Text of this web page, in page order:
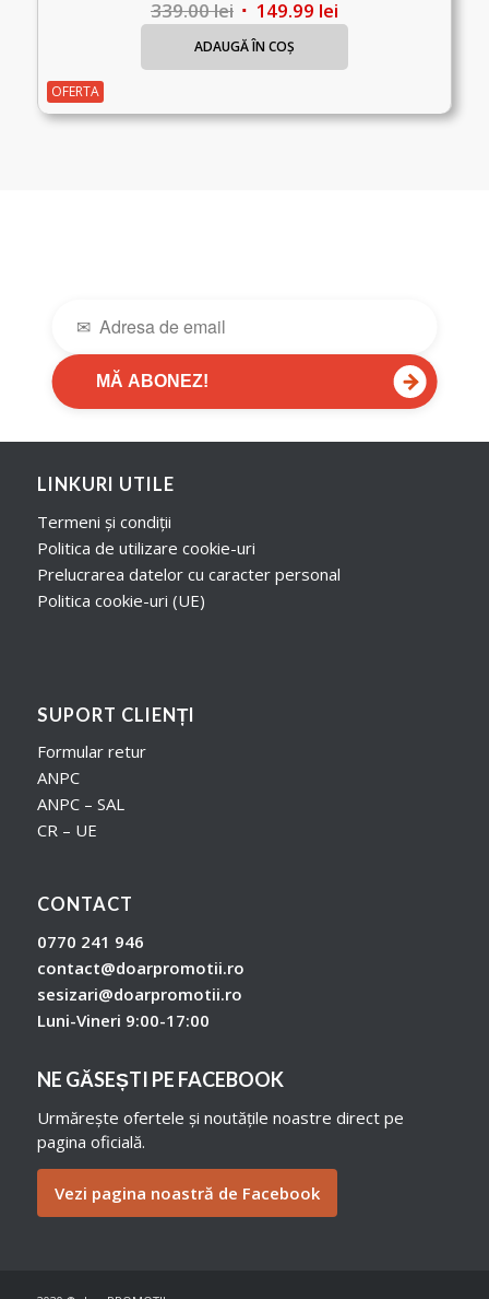
339.00lei Prețul
inițial
339.00 lei.
149.99 leiPrețul
curent
este:
ADAUGĂ ÎN COȘ
OFERTA
MĂ ABONEZ! →
LINKURI UTILE
Termeni și condiții
Politica de utilizare cookie-uri
Prelucrarea datelor cu caracter personal
Politica cookie-uri (UE)
SUPORT CLIENȚI
Formular retur
ANPC
ANPC – SAL
CR – UE
CONTACT
0770 241 946
contact@doarpromotii.ro
sesizari@doarpromotii.ro
Luni-Vineri 9:00-17:00
NE GĂSEȘTI PE FACEBOOK
Urmărește ofertele și noutățile noastre direct pe
pagina oficială.
Vezi pagina noastră de Facebook